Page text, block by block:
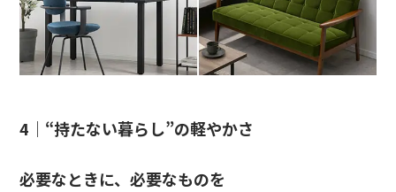
4｜“持たない暮らし”の軽やかさ
必要なときに、必要なものを